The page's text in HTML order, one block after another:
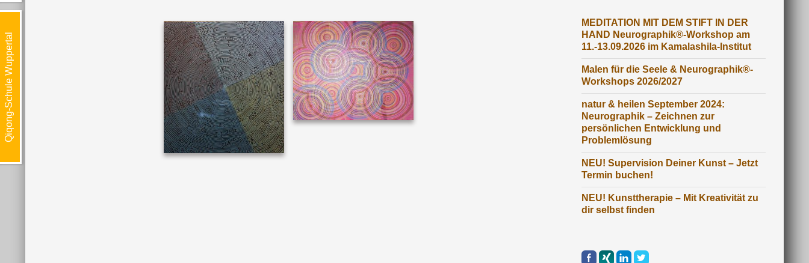
MEDITATION MIT DEM STIFT IN DER
HAND Neurographik®-Workshop am
11.-13.09.2026 im Kamalashila-Institut
Malen für die Seele & Neurographik®-
Workshops 2026/2027
natur & heilen September 2024:
Neurographik – Zeichnen zur
persönlichen Entwicklung und
Problemlösung
NEU! Supervision Deiner Kunst – Jetzt
Termin buchen!
NEU! Kunsttherapie – Mit Kreativität zu
dir selbst finden
Qiqong-Schule Wuppertal